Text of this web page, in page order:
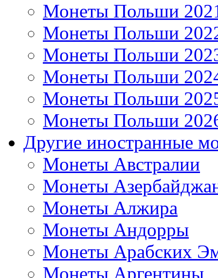
Монеты Польши
Монеты Польши
Монеты Польши
Монеты Польши
Монеты Польши
Монеты Польши
Другие иностранные
Монеты Австралии
Монеты
Монеты Алжира
Монеты Андорры
Монеты Арабских
Монеты Аргентины